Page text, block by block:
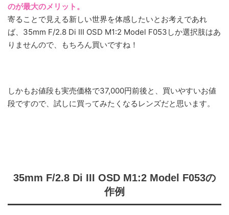
のが最大のメリット。
寄ることで見える新しい世界を体感したいとお考えであれ
ば、35mm F/2.8 Di III OSD M1:2 Model F053しか選択肢はあ
りませんので、もちろん買いですね！
しかもお値段も実売価格で37,000円前後と、買いやすいお値
段ですので、試しに買ってみたくなるレンズだと思います。
35mm F/2.8 Di III OSD M1:2 Model F053の
作例